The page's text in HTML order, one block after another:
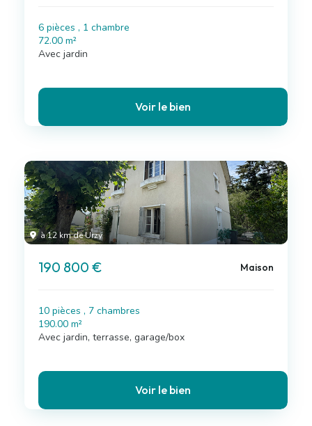
6 pièces , 1 chambre
72.00 m²
Avec jardin
Voir le bien
à 12 km de Urzy
190 800 € Maison
10 pièces , 7 chambres
190.00 m²
Avec jardin, terrasse, garage/box
Voir le bien